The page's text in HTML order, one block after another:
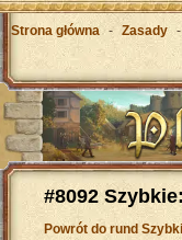
Strona główna - Zasady -
#8092
Powrót do rund